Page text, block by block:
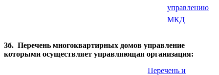
управлению
МКД
3б. Перечень многоквартирных домов управление
которыми осуществляет управляющая организация:
Перечень и